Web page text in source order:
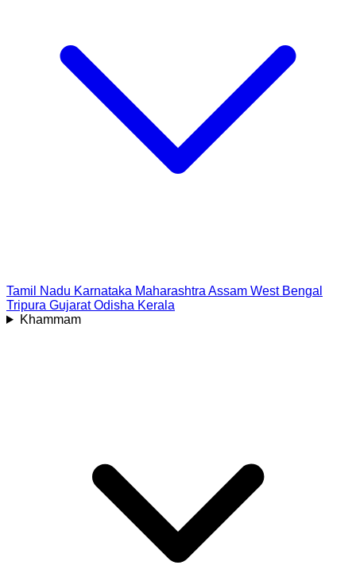
Tamil Nadu Karnataka Maharashtra Assam West Bengal
Tripura Gujarat Odisha Kerala
Khammam